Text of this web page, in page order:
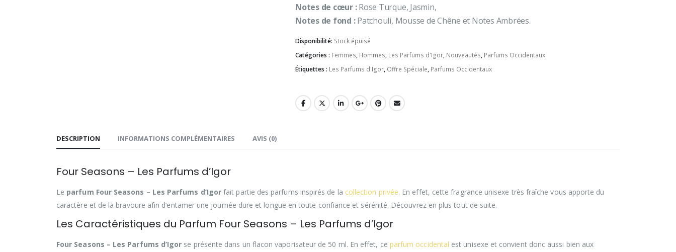
Notes de cœur :Rose Turque, Jasmin,
Notes de fond :Patchouli, Mousse de Chêne et Notes Ambrées.
Disponibilité: Stock épuisé
Catégories : Femmes, Hommes, Les Parfums d'Igor, Nouveautés, Parfums Occidentaux
Étiquettes : Les Parfums d'Igor, Offre Spéciale, Parfums Occidentaux
DESCRIPTION INFORMATIONS COMPLÉMENTAIRES AVIS (0)
Four Seasons – Les Parfums d’Igor
Le parfum Four Seasons – Les Parfums d’Igorfait partie des parfums inspirés de la collection privée. En effet, cette fragrance unisexe très fraîche vous apporte du
caractère et de la bravoure afin d’entamer une journée dure et longue en toute confiance et sérénité. Découvrez en plus tout de suite.
Les Caractéristiques du Parfum Four Seasons – Les Parfums d’Igor
Four Seasons – Les Parfums d’Igor se présente dans un flacon vaporisateur de 50 ml. En effet, ce parfum occidental est unisexe et convient donc aussi bien aux